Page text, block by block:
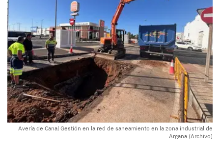
Avería de Canal Gestión en la red de saneamiento en la zona industrial de
Argana (Archivo)